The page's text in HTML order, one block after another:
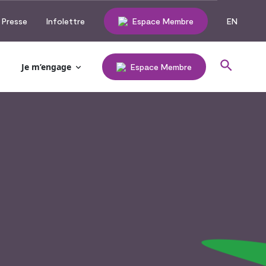
Presse Infolettre Espace Membre EN
Je m’engage Espace Membre